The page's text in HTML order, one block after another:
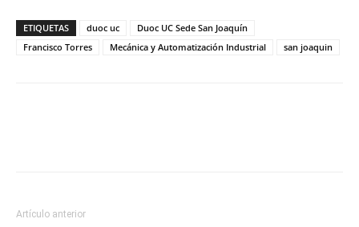
ETIQUETAS duoc uc
Duoc UC Sede San Joaquín
Francisco Torres
Mecánica y Automatización Industrial san joaquin
Artículo anterior